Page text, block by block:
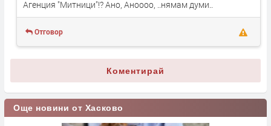
Агенция "Митници"!? Ано, Аноооо, ..нямам думи..
Отговор
Коментирай
Още новини от Хасково